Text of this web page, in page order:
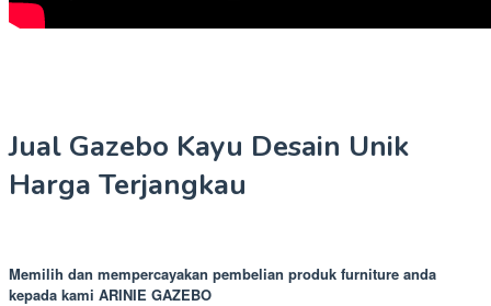
Jual Gazebo Kayu Desain Unik
Harga Terjangkau
Memilih dan mempercayakan pembelian produk furniture anda
kepada kami ARINIE GAZEBO